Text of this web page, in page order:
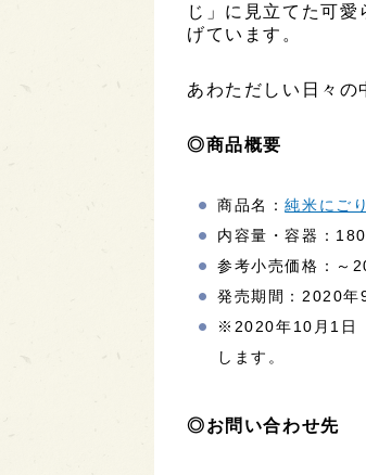
じ」に見立てた可
げています。
あわただしい日々の
◎商品概要
商品名：純米にご
内容量・容器：
参考小売価格：～
発売期間：2020年
※2020年10月1日
します。
◎お問い合わせ先